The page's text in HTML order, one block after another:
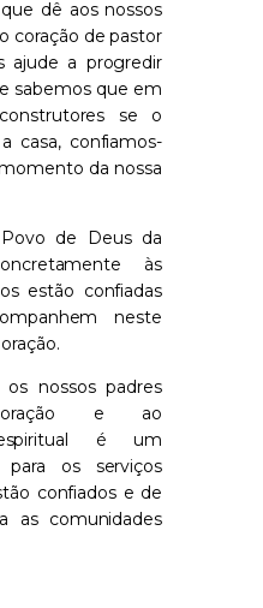
dê aos nossos
coração de pastor
ajude a progredir
sabemos que em
se o
casa, confiamos-
da nossa
de Deus da
às
estão confiadas
neste
nossos padres
e ao
é um
para os serviços
confiados e de
as comunidades